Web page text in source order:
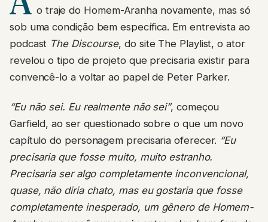
o traje do Homem-Aranha novamente, mas só
sob uma condição bem específica. Em entrevista ao
podcast The Discourse, do site The Playlist, o ator
revelou o tipo de projeto que precisaria existir para
convencê-lo a voltar ao papel de Peter Parker.
“Eu não sei. Eu realmente não sei”, começou
Garfield, ao ser questionado sobre o que um novo
capítulo do personagem precisaria oferecer. “Eu
precisaria que fosse muito, muito estranho.
Precisaria ser algo completamente inconvencional,
quase, não diria chato, mas eu gostaria que fosse
completamente inesperado, um gênero de Homem-